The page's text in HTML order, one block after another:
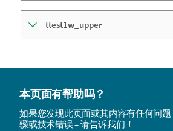
ttest1w_upper
本页面有帮助吗？
如果您发现此页面或其内容有任何问
骤或技术错误 – 请告诉我们！